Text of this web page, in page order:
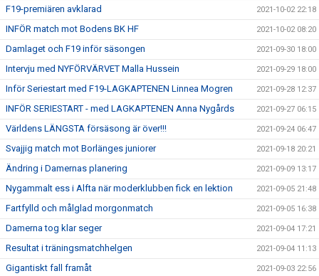
F19-premiären avklarad 2021-10-02 22:18
INFÖR match mot Bodens BK HF 2021-10-02 08:20
Damlaget och F19 inför säsongen 2021-09-30 18:00
Intervju med NYFÖRVÄRVET Malla Hussein 2021-09-29 18:00
Inför Seriestart med F19-LAGKAPTENEN Linnea Mogren 2021-09-28 12:37
INFÖR SERIESTART - med LAGKAPTENEN Anna Nygårds 2021-09-27 06:15
Världens LÄNGSTA försäsong är över!!! 2021-09-24 06:47
Svajjig match mot Borlänges juniorer 2021-09-18 20:21
Ändring i Damernas planering 2021-09-09 13:17
Nygammalt ess i Alfta när moderklubben fick en lektion 2021-09-05 21:48
Fartfylld och målglad morgonmatch 2021-09-05 16:38
Damerna tog klar seger 2021-09-04 17:21
Resultat i träningsmatchhelgen 2021-09-04 11:13
Gigantiskt fall framåt 2021-09-03 22:56